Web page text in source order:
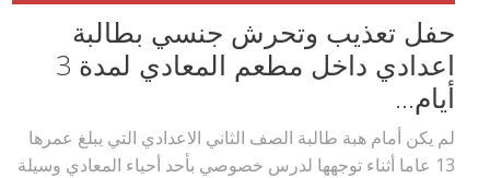
حفل تعذيب وتحرش جنسي بطالبة
اعدادي داخل مطعم المعادي لمدة 3
أيام...
لم يكن أمام هبة طالبة الصف الثاني الاعدادي التي يبلغ عمرها
13 عاما أثناء توجهها لدرس خصوصي بأحد أحياء المعادي وسيلة